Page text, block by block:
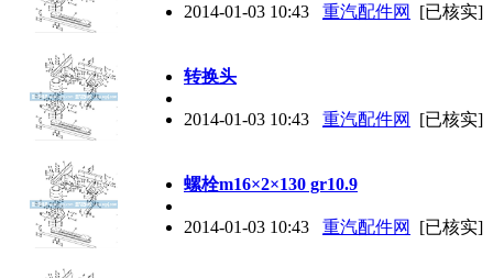
2014-01-03 10:43 重汽配件网 [已核实]
转换头
2014-01-03 10:43 重汽配件网 [已核实]
螺栓m16×2×130 gr10.9
2014-01-03 10:43 重汽配件网 [已核实]